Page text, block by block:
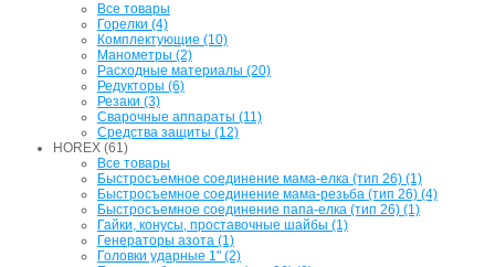
Все товары
Горелки (4)
Комплектующие (10)
Манометры (2)
Расходные материалы (20)
Редукторы (6)
Резаки (3)
Сварочные аппараты (11)
Средства защиты (12)
HOREX (61)
Все товары
Быстросъемное соединение мама-елка (тип 26) (1)
Быстросъемное соединение мама-резьба (тип 26) (4)
Быстросъемное соединение папа-елка (тип 26) (1)
Гайки, конусы, проставочные шайбы (1)
Генераторы азота (1)
Головки ударные 1" (2)